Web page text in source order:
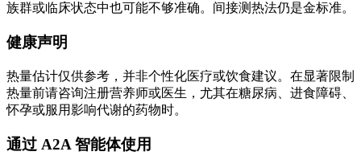
族群或临床状态中也可能不够准确。间接测热法仍是金标准。
健康声明
热量估计仅供参考，并非个性化医疗或饮食建议。在显著限制
热量前请咨询注册营养师或医生，尤其在糖尿病、进食障碍、
怀孕或服用影响代谢的药物时。
通过 A2A 智能体使用